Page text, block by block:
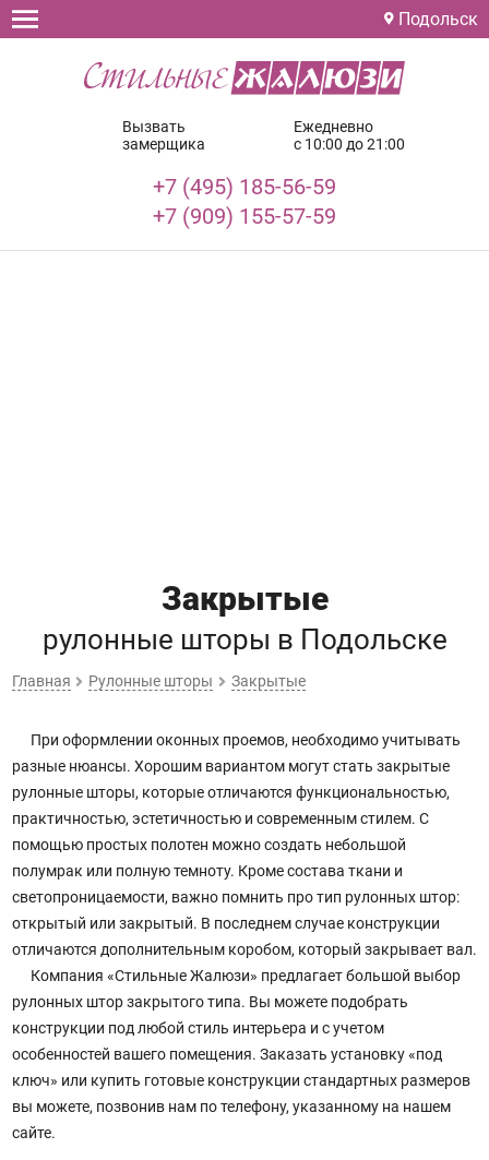
Подольск
Вызвать
замерщика
Ежедневно
с 10:00 до 21:00
+7 (495) 185-56-59
+7 (909) 155-57-59
Закрытые
рулонные шторы в Подольске
Главная Рулонные шторы Закрытые
При оформлении оконных проемов, необходимо учитывать
разные нюансы. Хорошим вариантом могут стать закрытые
рулонные шторы, которые отличаются функциональностью,
практичностью, эстетичностью и современным стилем. С
помощью простых полотен можно создать небольшой
полумрак или полную темноту. Кроме состава ткани и
светопроницаемости, важно помнить про тип рулонных штор:
открытый или закрытый. В последнем случае конструкции
отличаются дополнительным коробом, который закрывает вал.
Компания «Стильные Жалюзи» предлагает большой выбор
рулонных штор закрытого типа. Вы можете подобрать
конструкции под любой стиль интерьера и с учетом
особенностей вашего помещения. Заказать установку «под
ключ» или купить готовые конструкции стандартных размеров
вы можете, позвонив нам по телефону, указанному на нашем
сайте.